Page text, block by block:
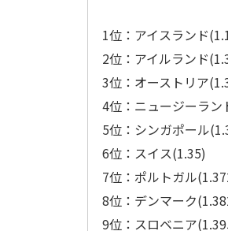
1位：アイスランド
2位：アイルランド
3位：オーストリア
4位：ニュージーラン
5位：シンガポール
6位：スイス(1.35)
7位：ポルトガル
8位：デンマーク
9位：スロベニア